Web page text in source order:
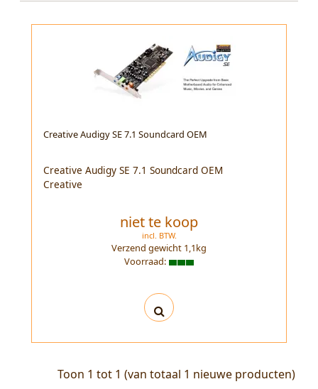
Creative Audigy SE 7.1 Soundcard OEM
Creative Audigy SE 7.1 Soundcard OEM
Creative
niet te koop
incl. BTW.
Verzend gewicht 1,1kg
Voorraad:
Toon 1 tot 1 (van totaal 1 nieuwe producten)